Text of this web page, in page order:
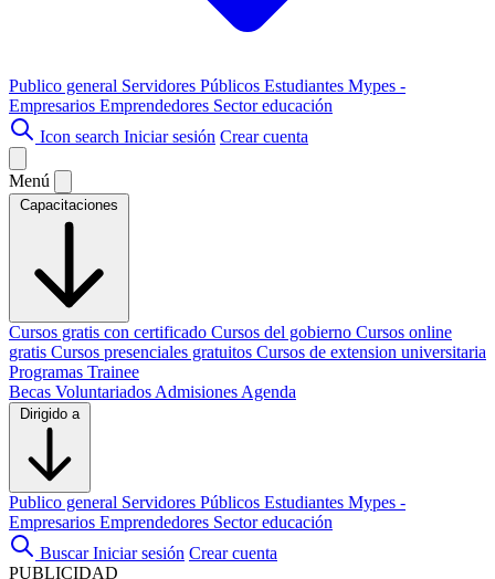
Publico general Servidores Públicos Estudiantes Mypes -
Empresarios Emprendedores Sector educación
Icon search Iniciar sesión Crear cuenta
Menú
Capacitaciones
Cursos gratis con certificado Cursos del gobierno Cursos online
gratis Cursos presenciales gratuitos Cursos de extension universitaria
Programas Trainee
Becas Voluntariados Admisiones Agenda
Dirigido a
Publico general Servidores Públicos Estudiantes Mypes -
Empresarios Emprendedores Sector educación
Buscar Iniciar sesión Crear cuenta
PUBLICIDAD